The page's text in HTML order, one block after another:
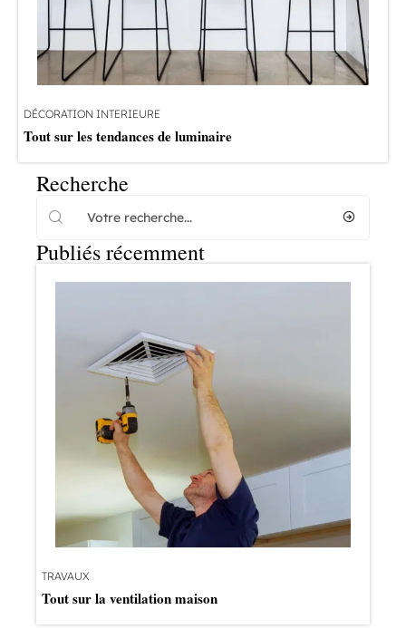
DÉCORATION INTERIEURE
Tout sur les tendances de luminaire
Recherche
Publiés récemment
TRAVAUX
Tout sur la ventilation maison